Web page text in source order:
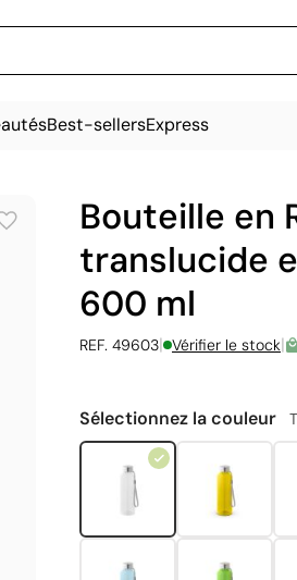
Best-sellersExpress
Bouteille en
translucide
600 ml
REF. 49603| Vérifier le stock|
Sélectionnez la couleur